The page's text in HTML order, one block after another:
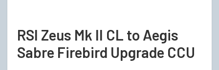
RSI Zeus Mk II CL to Aegis
Sabre Firebird Upgrade CCU